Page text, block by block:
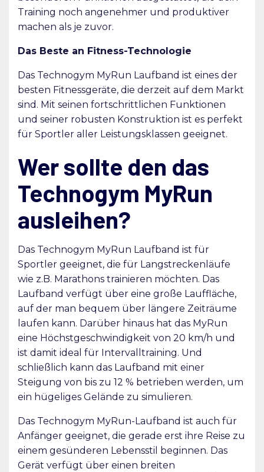
Training noch angenehmer und produktiver
machen als je zuvor.
Das Beste an Fitness-Technologie
Das Technogym MyRun Laufband ist eines der
besten Fitnessgeräte, die derzeit auf dem Markt
sind. Mit seinen fortschrittlichen Funktionen
und seiner robusten Konstruktion ist es perfekt
für Sportler aller Leistungsklassen geeignet.
Wer sollte den das
Technogym MyRun
ausleihen?
Das Technogym MyRun Laufband ist für
Sportler geeignet, die für Langstreckenläufe
wie z.B. Marathons trainieren möchten. Das
Laufband verfügt über eine große Lauffläche,
auf der man bequem über längere Zeiträume
laufen kann. Darüber hinaus hat das MyRun
eine Höchstgeschwindigkeit von 20 km/h und
ist damit ideal für Intervalltraining. Und
schließlich kann das Laufband mit einer
Steigung von bis zu 12 % betrieben werden, um
ein hügeliges Gelände zu simulieren.
Das Technogym MyRun-Laufband ist auch für
Anfänger geeignet, die gerade erst ihre Reise zu
einem gesünderen Lebensstil beginnen. Das
Gerät verfügt über einen breiten